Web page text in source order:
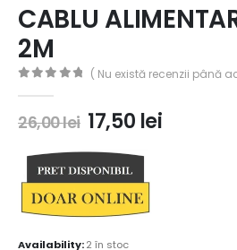
CABLU
2M
( Nu există recenzii până
26,00lei 17,50 lei
Availability:2 în stoc